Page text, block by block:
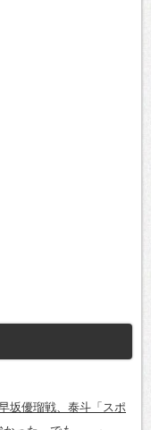
坂優瑠戦、泰斗「スポ